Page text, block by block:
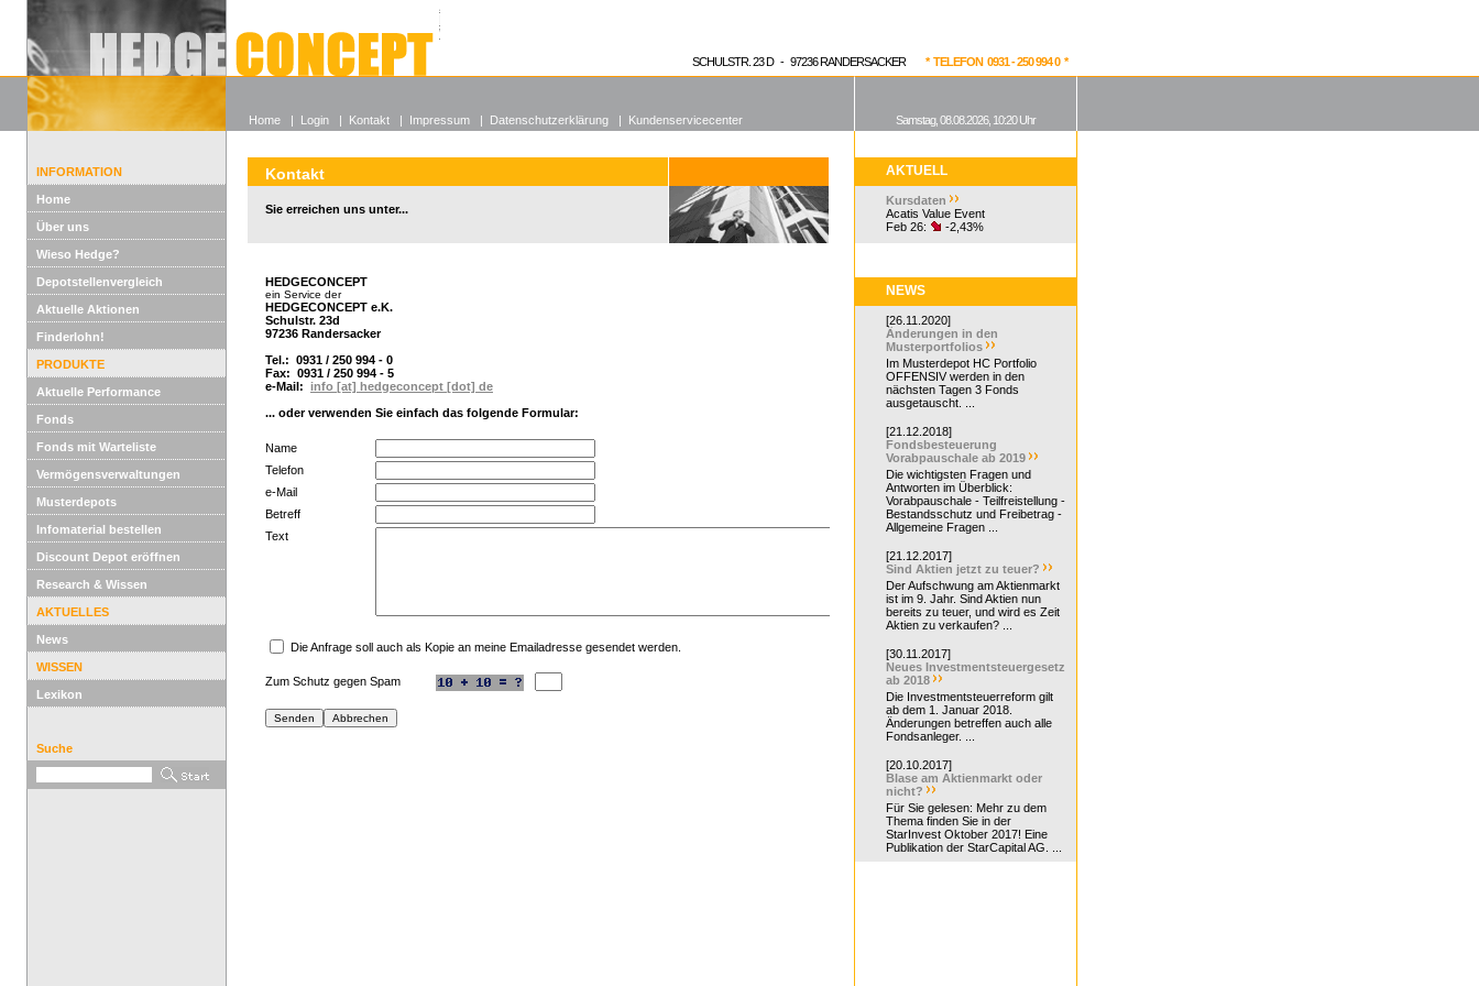
Alle offenen Fonds
Wieso Hedgefonds?
SCHULSTR. 23 D - 97236 RANDERSACKER * TELEFON 0931 - 250 994 0 *
INFORMATION
Home
Über uns
Wieso Hedge?
Depotstellenvergleich
Aktuelle Aktionen
Finderlohn!
PRODUKTE
Aktuelle Performance
Fonds
Fonds mit Warteliste
Vermögensverwaltungen
Musterdepots
Infomaterial bestellen
Discount Depot eröffnen
Research & Wissen
AKTUELLES
News
WISSEN
Lexikon
Suche
Kontakt
Sie erreichen uns unter...
HEDGECONCEPT
ein Service der
HEDGECONCEPT e.K.
Schulstr. 23d
97236 Randersacker
Tel.: 0931 / 250 994 - 0
Fax: 0931 / 250 994 - 5
e-Mail: info [at] hedgeconcept [dot] de
... oder verwenden Sie einfach das folgende Formular:
Name
Telefon
e-Mail
Betreff
Text
Die Anfrage soll auch als Kopie an meine Emailadresse gesendet werden.
Zum Schutz gegen Spam
AKTUELL
Kursdaten
Acatis Value Event
Feb 26:
-2,43%
NEWS
[26.11.2020]
Änderungen in den
Musterportfolios
Im Musterdepot HC Portfolio
OFFENSIV werden in den
nächsten Tagen 3 Fonds
ausgetauscht. ...
[21.12.2018]
Fondsbesteuerung
Vorabpauschale ab 2019
Die wichtigsten Fragen und
Antworten im Überblick:
Vorabpauschale - Teilfreistellung -
Bestandsschutz und Freibetrag -
Allgemeine Fragen ...
[21.12.2017]
Sind Aktien jetzt zu teuer?
Der Aufschwung am Aktienmarkt
ist im 9. Jahr. Sind Aktien nun
bereits zu teuer, und wird es Zeit
Aktien zu verkaufen? ...
[30.11.2017]
Neues Investmentsteuergesetz
ab 2018
Die Investmentsteuerreform gilt
ab dem 1. Januar 2018.
Änderungen betreffen auch alle
Fondsanleger. ...
[20.10.2017]
Blase am Aktienmarkt oder
nicht?
Für Sie gelesen: Mehr zu dem
Thema finden Sie in der
StarInvest Oktober 2017! Eine
Publikation der StarCapital AG. ...
Home | Login | Kontakt | Impressum | Datenschutzerklärung | Kundenservicecenter Samstag, 08.08.2026, 10:20 Uhr